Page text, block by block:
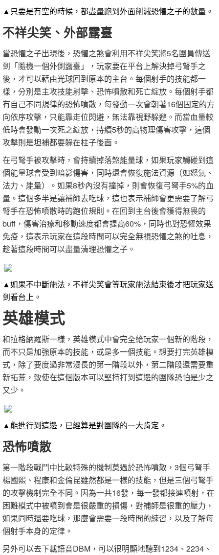
▲只要是有空的時候，都盡量跑到外面削減恐懼之子的數量。
不祥尖笑、外部露臺
當恐懼之子出現後，恐懼之煞會利用不祥尖笑將5名團員傳送
到「隨機一個外側露臺」，玩家要在平台上解決掉弓弩手之
後，才可以藉由光球回到原本的主台。每個射手的技能都一
樣，分別是主攻技能射擊、恐怖噴散和死亡綻放。每個射手都
有自己不同規律的恐怖噴散，每發動一次會朝著16個固定的方
向依序攻擊，只能靠走位閃避，無法靠視野躲避。而當血量較
低時會發動一次死之綻放，持續5秒的高物理傷害攻擊，這個
攻擊則是坦補都要躲在柱子後面。
在弓弩手被攻擊時，會持續掉落煞能量球，如果玩家觸碰到這
個能量球會受到暗影傷害，同時還會恢復施法資源（如怒氣、
法力、能量）。如果8秒內沒有撞掉，則會恢復弓弩手5%的血
量。這個多半是讓補師去吃球，這也表示補師會更需要了解弓
弩手在恐怖噴散時的跑位規則。在回到主台後會獲得無畏的
buff，傷害治療和移動速度都會提高60%，同時也對恐懼效果
免疫，這表示玩家在這段時間可以完全無視恐懼之煞的吐息，
趁著這段時間可以盡量清理恐懼之子。
▲如果不中斷施法，不祥尖笑會等玩家施法結束後才把玩家送
到看台上。
英雄模式
和拉格納羅斯一樣，英雄模式中會完全給玩家一個新的階段，
而不只是加強原本的技能，或是多一個技能。想要打完英雄模
式，除了要度過非常漫長的第一階段以外，第二階段還需要重
新拓荒，致使在這個版本可以堅持打到這邊的團隊恐怕是少之
又少。
▲能進行到這邊，已經算是對團隊的一大肯定。
恐怖噴散
第一階段戰鬥中比較特殊的機制莫過於恐怖噴散，3個弓弩手
楊國熙、程康和金倫昆雖然都是一樣的技能，但是三個弓弩手
的攻擊機制完全不同。因為一共16發，每一發都接連噴射，在
困難模式中被噴到會是很嚴重的損傷，對補師是很重的壓力，
如果同時還要吃球，那麼會需要一段時間的練習，以及了解每
個射手本身的定律。
另外可以去下載語音DBM，可以很明顯地聽到1234、2234、